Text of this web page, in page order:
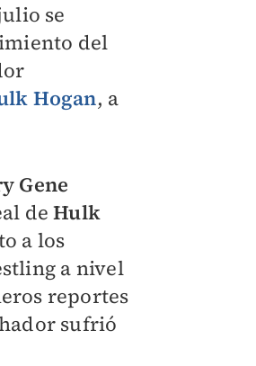
se
del
Hogan, a
Gene
deHulk
a los
a nivel
reportes
sufrió